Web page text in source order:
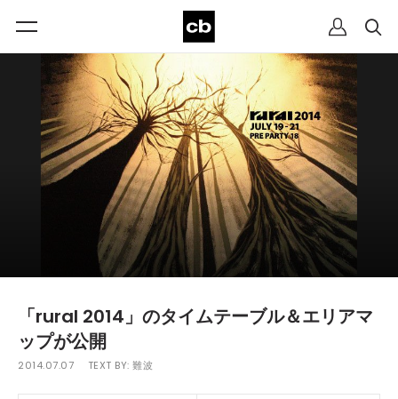
「rural 2014」のタイムテーブル＆エリアマ
ップが公開
2014.07.07 TEXT BY:難波